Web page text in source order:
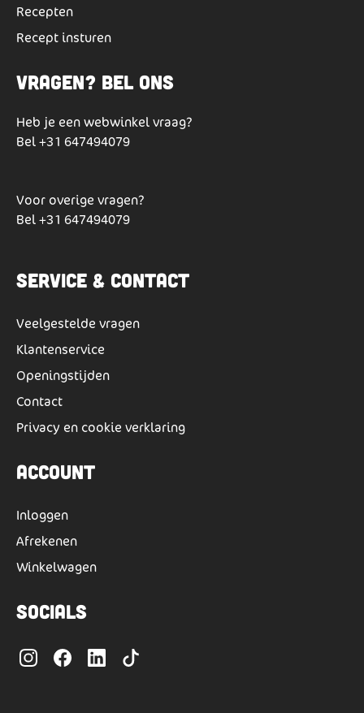
Recepten
Recept insturen
Vragen? Bel ons
Heb je een webwinkel vraag?
Bel+31 647494079
Voor overige vragen?
Bel+31 647494079
Service & Contact
Veelgestelde vragen
Klantenservice
Openingstijden
Contact
Privacy en cookie verklaring
Account
Inloggen
Afrekenen
Winkelwagen
Socials